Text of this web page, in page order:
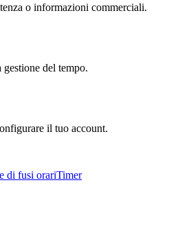
o informazioni commerciali.
del tempo.
il tuo account.
di fusi orariTimer